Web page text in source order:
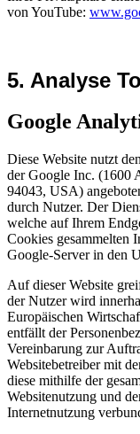
von YouTube:
5. Analyse
Google
Diese Website nutzt
der Google Inc. (1600
94043, USA)
durch Nutzer. Der
welche auf Ihrem
Cookies gesammelten
Google-Server in den
Auf dieser Website
der Nutzer wird
Europäischen
entfällt der
Vereinbarung zur
Websitebetreiber mit
diese mithilfe der
Websitenutzung und
Internetnutzung